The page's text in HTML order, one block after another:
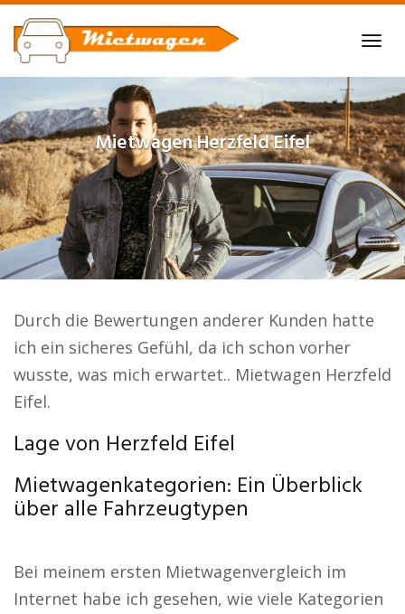
Skip
to
main
content
MietwagenHerzfeld Eifel
Durch die Bewertungen anderer Kunden hatte
ich ein sicheres Gefühl, da ich schon vorher
wusste, was mich erwartet.. Mietwagen Herzfeld
Eifel.
Lage von Herzfeld Eifel
Mietwagenkategorien: Ein Überblick
über alle Fahrzeugtypen
Bei meinem ersten Mietwagenvergleich im
Internet habe ich gesehen, wie viele Kategorien